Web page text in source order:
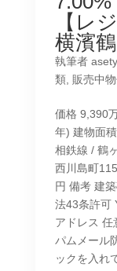
【レ
横濱
執筆者
類, 販売中
価格 9,390
年) 建物面
相鉄線 / 鶴
西川島町
円 備考 建
法43条許可
アドレス 任
パムメール
ックを入れ